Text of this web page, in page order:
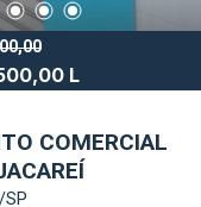
L
COMERCIAL